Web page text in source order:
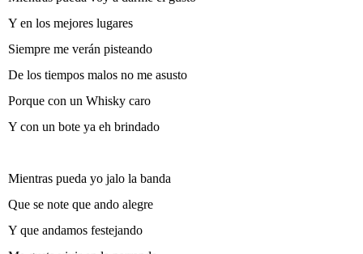
Y en los mejores lugares
Siempre me verán pisteando
De los tiempos malos no me asusto
Porque con un Whisky caro
Y con un bote ya eh brindado
Mientras pueda yo jalo la banda
Que se note que ando alegre
Y que andamos festejando